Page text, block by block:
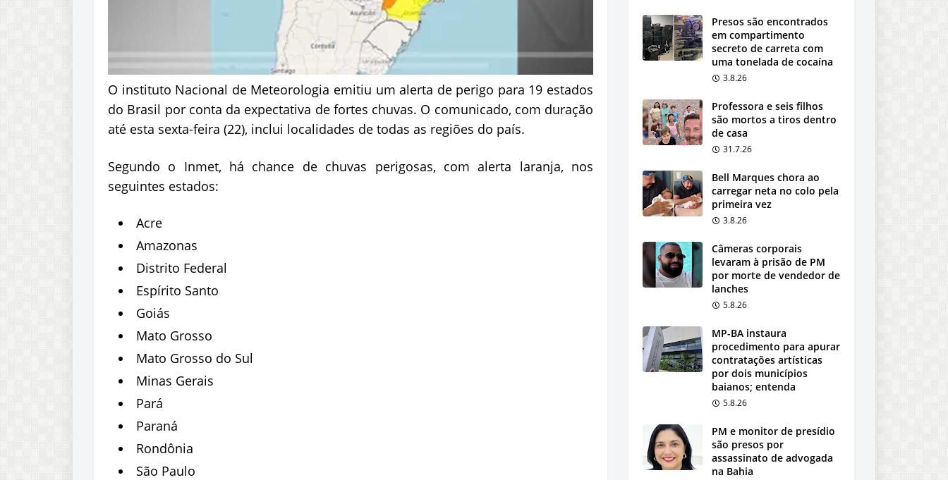
O instituto Nacional de Meteorologia emitiu um alerta de perigo para 19 estados
do Brasil por conta da expectativa de fortes chuvas. O comunicado, com duração
até esta sexta-feira (22), inclui localidades de todas as regiões do país.
Segundo o Inmet, há chance de chuvas perigosas, com alerta laranja, nos
seguintes estados:
Acre
Amazonas
Distrito Federal
Espírito Santo
Goiás
Mato Grosso
Mato Grosso do Sul
Minas Gerais
Pará
Paraná
Rondônia
São Paulo
Presos são encontrados
em compartimento
secreto de carreta com
uma tonelada de cocaína
3.8.26
Professora e seis filhos
são mortos a tiros dentro
de casa
31.7.26
Bell Marques chora ao
carregar neta no colo pela
primeira vez
3.8.26
Câmeras corporais
levaram à prisão de PM
por morte de vendedor de
lanches
5.8.26
MP-BA instaura
procedimento para apurar
contratações artísticas
por dois municípios
baianos; entenda
5.8.26
PM e monitor de presídio
são presos por
assassinato de advogada
na Bahia